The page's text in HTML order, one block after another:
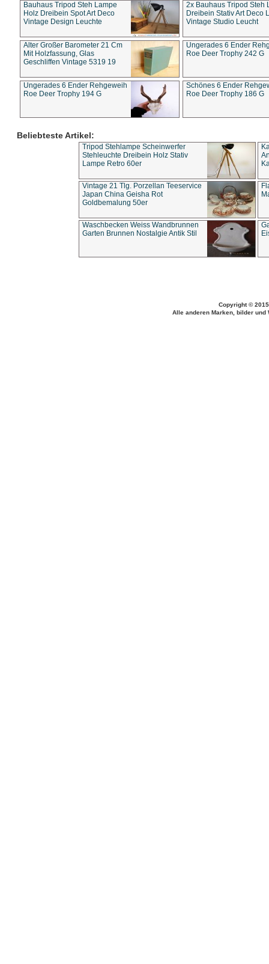
Bauhaus Tripod Steh Lampe
Holz Dreibein Spot Art Deco
Vintage Design Leuchte
2x Bauhaus Tripod Steh
Dreibein Stativ Art Deco
Vintage Studio Leucht
Alter Großer Barometer 21 Cm
Mit Holzfassung, Glas
Geschliffen Vintage 5319 19
Ungerades 6 Ender
Roe Deer Trophy 242 G
Ungerades 6 Ender Rehgeweih
Roe Deer Trophy 194 G
Schönes 6 Ender
Roe Deer Trophy 186 G
Beliebteste Artikel:
Tripod Stehlampe Scheinwerfer
Stehleuchte Dreibein Holz Stativ
Lampe Retro 60er
Vintage 21 Tlg. Porzellan Teeservice
Japan China Geisha Rot
Goldbemalung 50er
Waschbecken Weiss Wandbrunnen
Garten Brunnen Nostalgie Antik Stil
Copyright ©
Alle anderen Marken, bilder und